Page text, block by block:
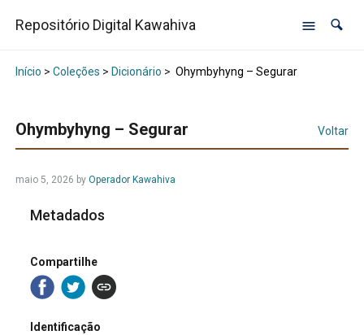
Repositório Digital Kawahiva
Início > Coleções > Dicionário > Ohymbyhyng – Segurar
Ohymbyhyng – Segurar Voltar
maio 5, 2026 by Operador Kawahiva
Metadados
Compartilhe
Identificação